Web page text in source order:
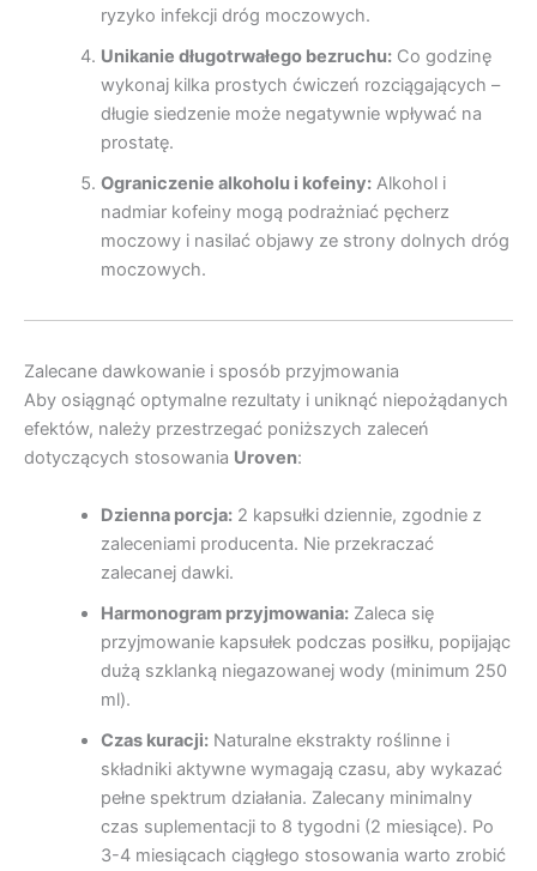
ryzyko infekcji dróg moczowych.
Unikanie długotrwałego bezruchu:Co godzinę
wykonaj kilka prostych ćwiczeń rozciągających –
długie siedzenie może negatywnie wpływać na
prostatę.
Ograniczenie alkoholu i kofeiny:Alkohol i
nadmiar kofeiny mogą podrażniać pęcherz
moczowy i nasilać objawy ze strony dolnych dróg
moczowych.
Zalecane dawkowanie i sposób przyjmowania
Aby osiągnąć optymalne rezultaty i uniknąć niepożądanych
efektów, należy przestrzegać poniższych zaleceń
dotyczących stosowania Uroven:
Dzienna porcja:2 kapsułki dziennie, zgodnie z
zaleceniami producenta. Nie przekraczać
zalecanej dawki.
Harmonogram przyjmowania:Zaleca się
przyjmowanie kapsułek podczas posiłku, popijając
dużą szklanką niegazowanej wody (minimum 250
ml).
Czas kuracji:Naturalne ekstrakty roślinne i
składniki aktywne wymagają czasu, aby wykazać
pełne spektrum działania. Zalecany minimalny
czas suplementacji to 8 tygodni (2 miesiące). Po
3-4 miesiącach ciągłego stosowania warto zrobić